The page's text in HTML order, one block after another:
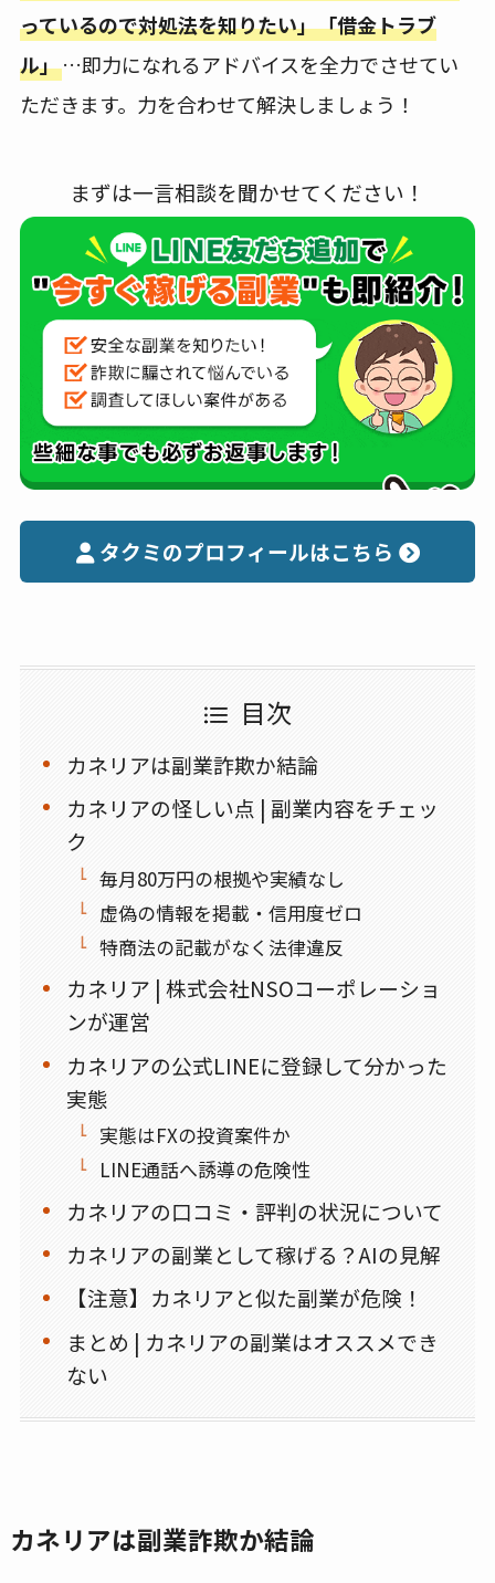
っているので対処法を知りたい」「借金トラブ
ル」…即力になれるアドバイスを全力でさせてい
ただきます。力を合わせて解決しましょう！
まずは一言相談を聞かせてください！
タクミのプロフィールはこちら
目次
カネリアは副業詐欺か結論
カネリアの怪しい点 | 副業内容をチェッ
ク
毎月80万円の根拠や実績なし
虚偽の情報を掲載・信用度ゼロ
特商法の記載がなく法律違反
カネリア | 株式会社NSOコーポレーショ
ンが運営
カネリアの公式LINEに登録して分かった
実態
実態はFXの投資案件か
LINE通話へ誘導の危険性
カネリアの口コミ・評判の状況について
カネリアの副業として稼げる？AIの見解
【注意】カネリアと似た副業が危険！
まとめ | カネリアの副業はオススメでき
ない
カネリアは副業詐欺か結論